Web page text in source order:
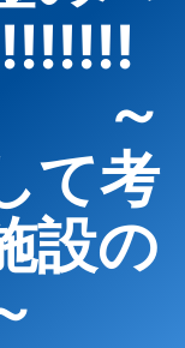
て考
設の